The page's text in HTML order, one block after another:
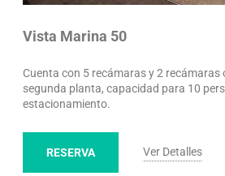
Vista Marina 50
Cuenta con 5 recámaras y 2 recámaras
segunda planta, capacidad para 10
estacionamiento.
Ver Detalles
RESERVA